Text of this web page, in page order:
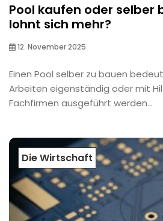
Pool kaufen oder selber
lohnt sich mehr?
12. November 2025
Einen Pool selber zu bauen
Arbeiten eigenständig oder mit
Fachfirmen ausgeführt werden...
Die Wirtschaft